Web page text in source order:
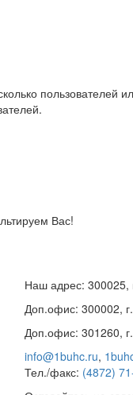
пользователей
Вас!
Наш адрес: 300025,
Доп.офис: 300002,
Доп.офис: 301260,
info@1buhc.ru,
Тел./факс: (4872)